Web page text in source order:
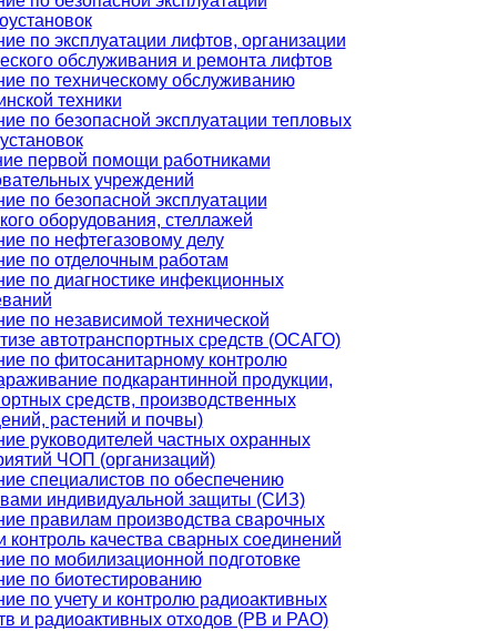
по эксплуатации лифтов, организации
обслуживания и ремонта лифтов
по техническому обслуживанию
техники
по безопасной эксплуатации тепловых
первой помощи работниками
учреждений
по безопасной эксплуатации
оборудования, стеллажей
по нефтегазовому делу
по отделочным работам
по диагностике инфекционных
по независимой технической
автотранспортных средств (ОСАГО)
по фитосанитарному контролю
подкарантинной продукции,
средств, производственных
растений и почвы)
руководителей частных охранных
ЧОП (организаций)
специалистов по обеспечению
индивидуальной защиты (СИЗ)
правилам производства сварочных
контроль качества сварных соединений
по мобилизационной подготовке
по биотестированию
по учету и контролю радиоактивных
и радиоактивных отходов (РВ и РАО)